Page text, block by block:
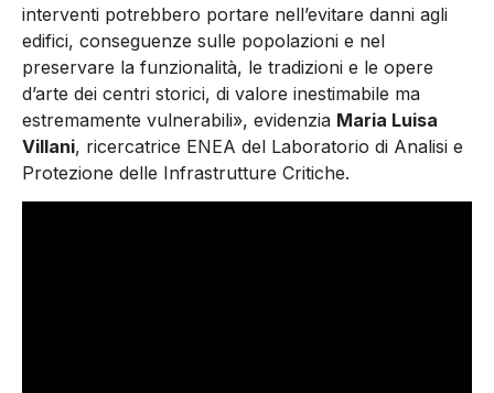
interventi potrebbero portare nell’evitare danni agli
edifici, conseguenze sulle popolazioni e nel
preservare la funzionalità, le tradizioni e le opere
d’arte dei centri storici, di valore inestimabile ma
estremamente vulnerabili», evidenzia Maria Luisa
Villani, ricercatrice ENEA del Laboratorio di Analisi e
Protezione delle Infrastrutture Critiche.